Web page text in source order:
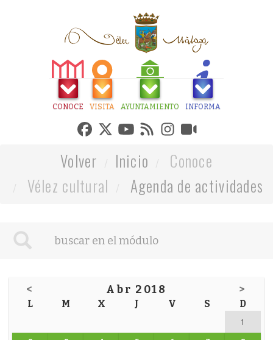
CONOCE VISITA AYUNTAMIENTO INFORMA
Volver Inicio
Conoce
Vélez cultural
Agenda de actividades
< Abr 2018 >
L M X J V S D
1